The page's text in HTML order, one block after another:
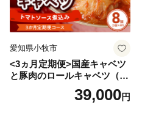
平日8時30分～17時15分
TEL：0296-43-2111
愛知県小牧市
<3ヵ月定期便>国産キャベツ
と豚肉のロールキャベツ（4P
39,000円